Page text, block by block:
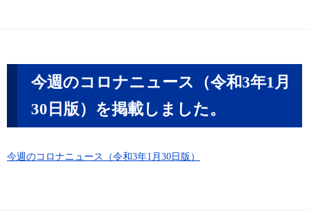
今週のコロナニュース（令和3年1月
30日版）を掲載しました。
今週のコロナニュース（令和3年1月30日版）